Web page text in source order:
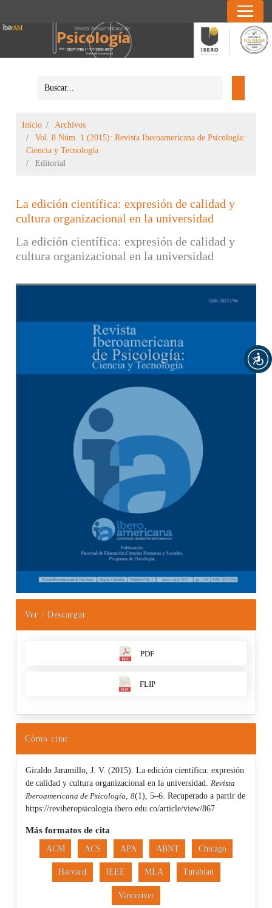
Inicio
Archivos
Vol. 8 Núm. 1 (2015): Revista Iberoamericana de Psicología:
Ciencia y Tecnología
Editorial
La edición científica: expresión de calidad y
cultura organizacional en la universidad
La edición científica: expresión de calidad y
cultura organizacional en la universidad
Ver / Descargar
PDF
FLIP
Cómo citar
Giraldo Jaramillo, J. V. (2015). La edición científica: expresión
de calidad y cultura organizacional en la universidad.Revista
Iberoamericana de Psicología,8(1), 5–6. Recuperado a partir de
https://reviberopsicologia.ibero.edu.co/article/view/867
Más formatos de cita
ACM ACS APA ABNT Chicago
Harvard IEEE MLA Turabian
Vancouver